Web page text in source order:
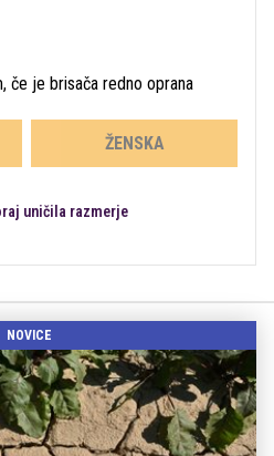
če je brisača redno oprana
ŽENSKA
uničila razmerje
NOVICE